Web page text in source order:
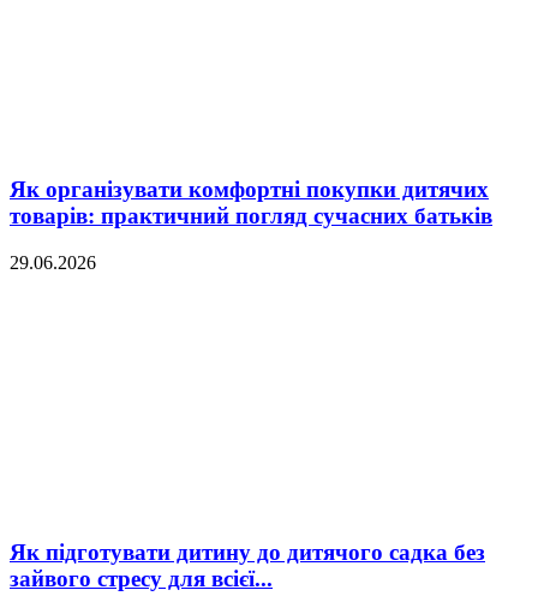
Як організувати комфортні покупки дитячих
товарів: практичний погляд сучасних батьків
29.06.2026
Як підготувати дитину до дитячого садка без
зайвого стресу для всієї...